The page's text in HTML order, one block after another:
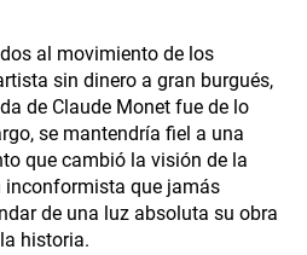
al movimiento de los
sin dinero a gran burgués,
de Claude Monet fue de lo
se mantendría fiel a una
que cambió la visión de la
inconformista que jamás
de una luz absoluta su obra
historia.